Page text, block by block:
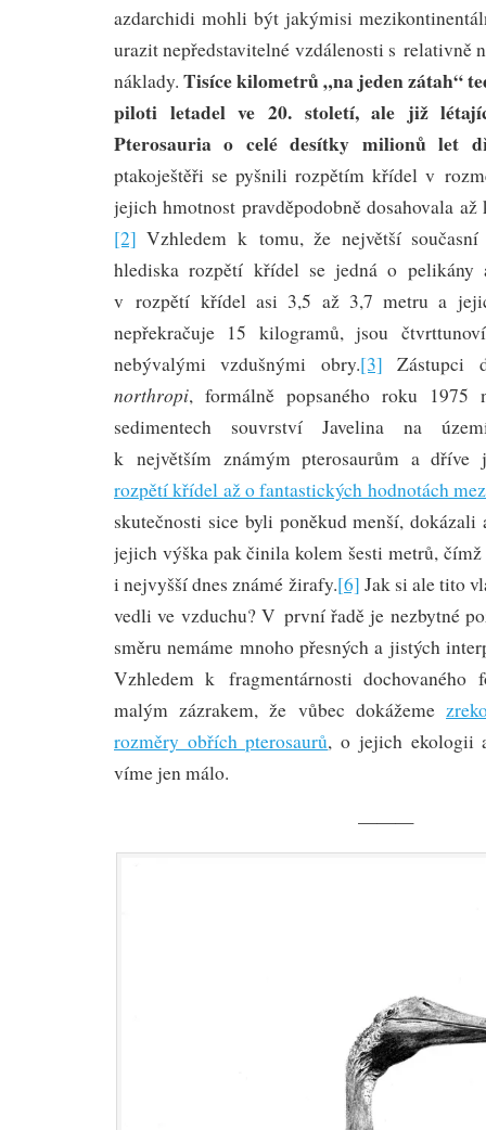
azdarchidi mohli být jakýmisi
urazit nepředstavitelné vzdálenosti s relativně
náklady.Tisíce kilometrů „na jeden zátah“
piloti letadel ve 20. století, ale již
Pterosauria o celé desítky milionů let
ptakoještěři se pyšnili rozpětím křídel v
jejich hmotnost pravděpodobně dosahovala
[2] Vzhledem k tomu, že největší
hlediska rozpětí křídel se jedná o pelikány
v rozpětí křídel asi 3,5 až 3,7 metru a
nepřekračuje 15 kilogramů, jsou
nebývalými vzdušnými obry.[3] Zástupci
northropi, formálně popsaného roku 1975
sedimentech souvrství Javelina na
k největším známým pterosaurům a dříve
rozpětí křídel až o fantastických hodnotách
skutečnosti sice byli poněkud menší,
jejich výška pak činila kolem šesti metrů,
i nejvyšší dnes známé žirafy.[6] Jak si ale tito
vedli ve vzduchu? V první řadě je nezbytné
směru nemáme mnoho přesných a jistých
Vzhledem k fragmentárnosti dochovaného
malým zázrakem, že vůbec dokážeme
rozměry obřích pterosaurů, o jejich ekologii
víme jen málo.
———